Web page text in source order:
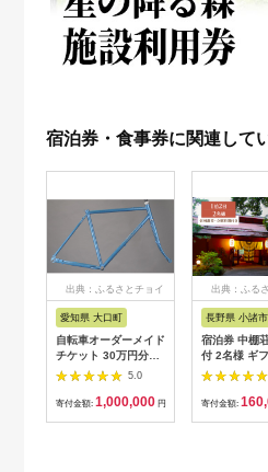
宿泊券・食事券に関連して
出典：ふるさとチョイ
愛知県 大口町
自転車オーダーメイド
チケット 30万円分
【1360365】
5.0
寄付金額: 1,000,000 円
出典：ふる
長野県 小諸市
宿泊券 中棚
付 2名様 ギフ
ケット 券 宿
寄付金額: